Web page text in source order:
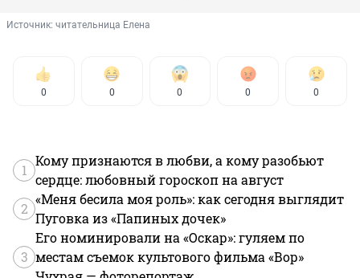
Источник: читательница Елена
0 0 0 0 0
1
Кому признаются в любви, а кому разобьют
сердце: любовный гороскоп на август
2
«Меня бесила моя роль»: как сегодня выглядит
Пуговка из «Папиных дочек»
3
Его номинировали на «Оскар»: гуляем по
местам съемок культового фильма «Вор»